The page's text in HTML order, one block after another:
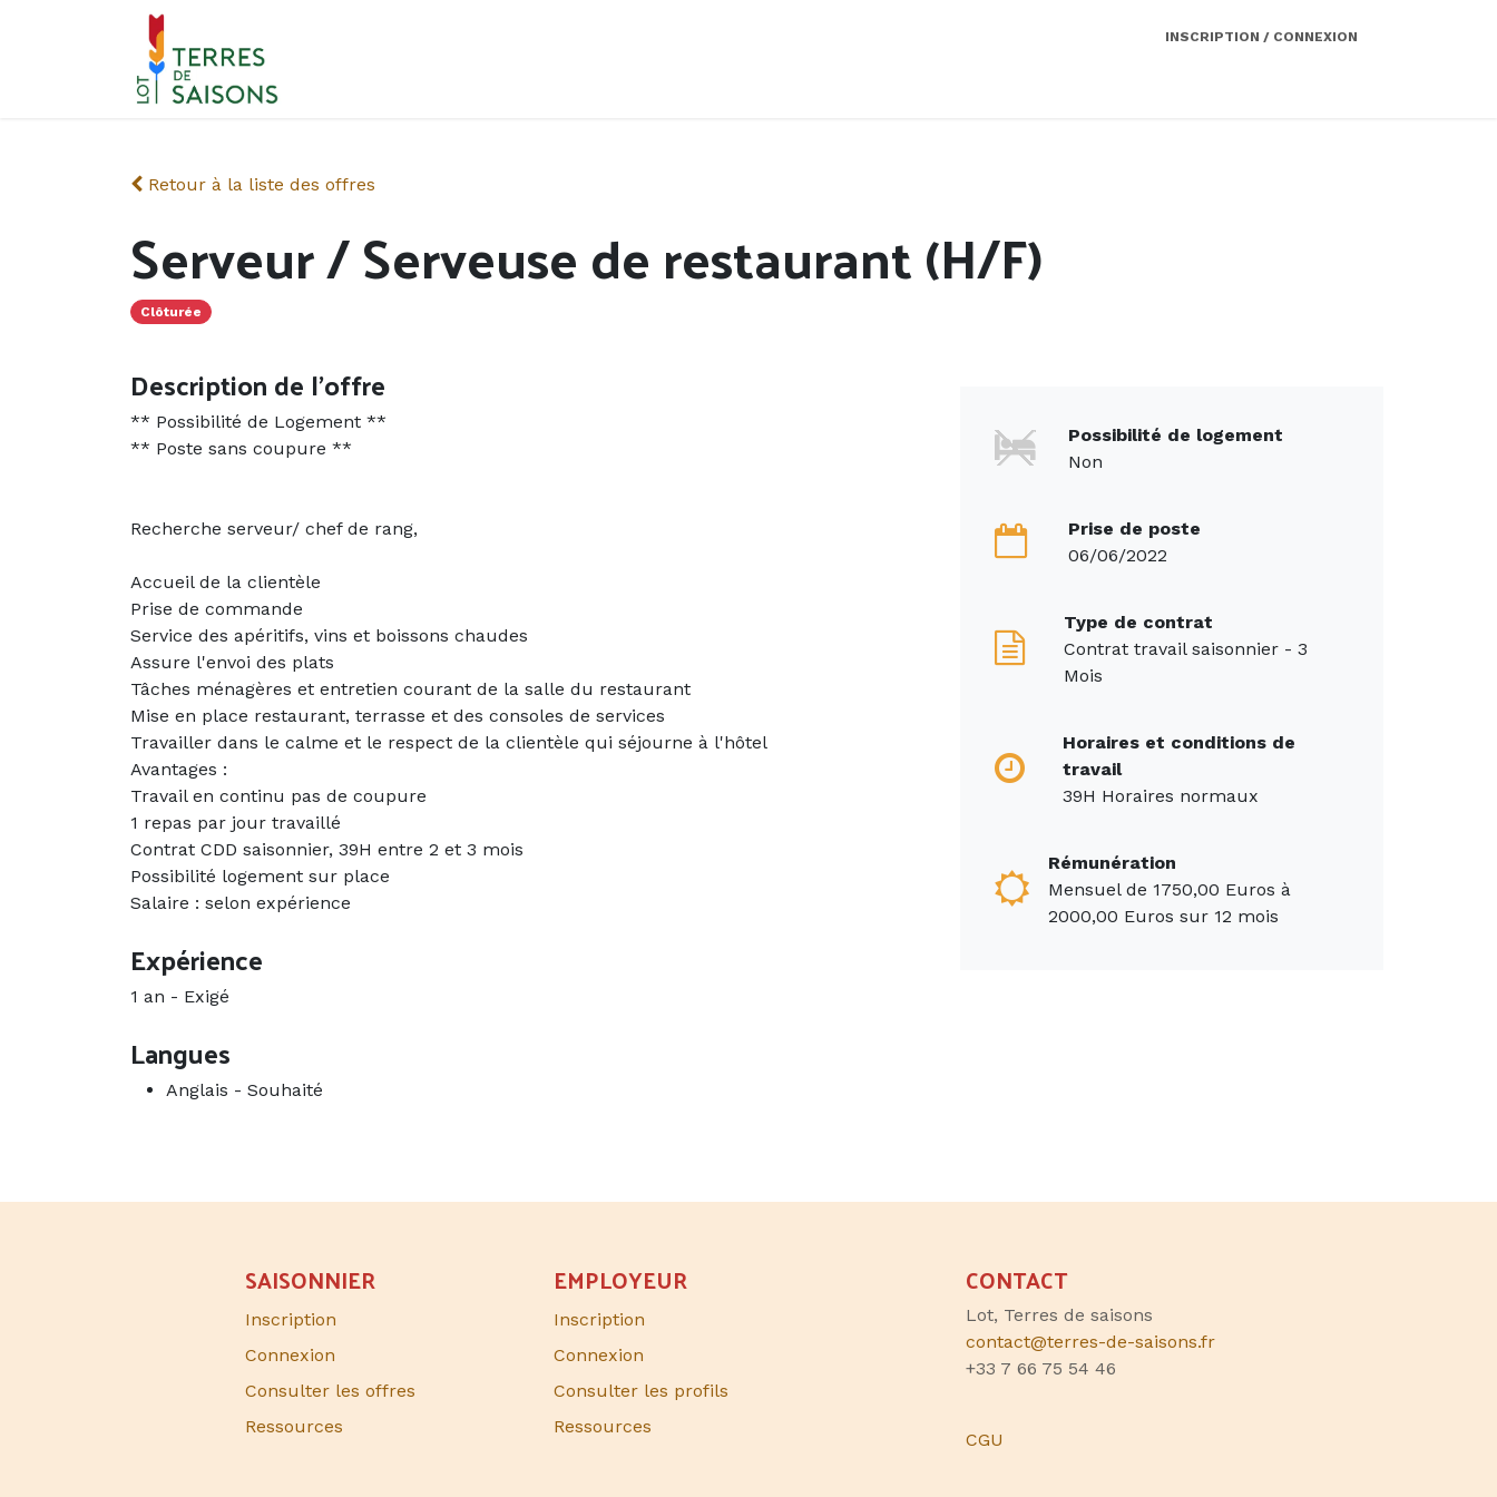
Se rendre au contenu
INSCRIPTION / CONNEXION
Retour à la liste des offres
Serveur / Serveuse de restaurant (H/F)
Clôturée
Description de l'offre
** Possibilité de Logement **
** Poste sans coupure **
Recherche serveur/ chef de rang,
Accueil de la clientèle
Prise de commande
Service des apéritifs, vins et boissons chaudes
Assure l'envoi des plats
Tâches ménagères et entretien courant de la salle du restaurant
Mise en place restaurant, terrasse et des consoles de services
Travailler dans le calme et le respect de la clientèle qui séjourne à l'hôtel
Avantages :
Travail en continu pas de coupure
1 repas par jour travaillé
Contrat CDD saisonnier, 39H entre 2 et 3 mois
Possibilité logement sur place
Salaire : selon expérience
Expérience
1 an - Exigé
Langues
Anglais - Souhaité
Possibilité de logement
Non
Prise de poste
06/06/2022
Type de contrat
Contrat travail saisonnier - 3
Mois
Horaires et conditions de
travail
39H Horaires normaux
Rémunération
Mensuel de 1750,00 Euros à
2000,00 Euros sur 12 mois
CONTACT
Lot, Terres de saisons
contact@terres-de-saisons.fr
+33 7 66 75 54 46
CGU
EMPLOYEUR
Inscription
Connexion
Consulter les profils
Ressources
SAISONNIER​
Inscription
Connexion
Consulter les offres
Ressources